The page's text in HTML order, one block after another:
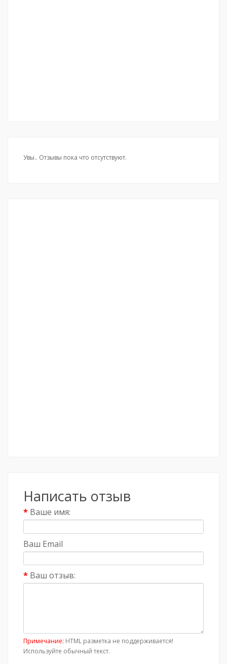
Увы.. Отзывы пока что отсутствуют.
Написать отзыв
Ваше имя:
Ваш Email
Ваш отзыв:
Примечание: HTML разметка не поддерживается!
Используйте обычный текст.